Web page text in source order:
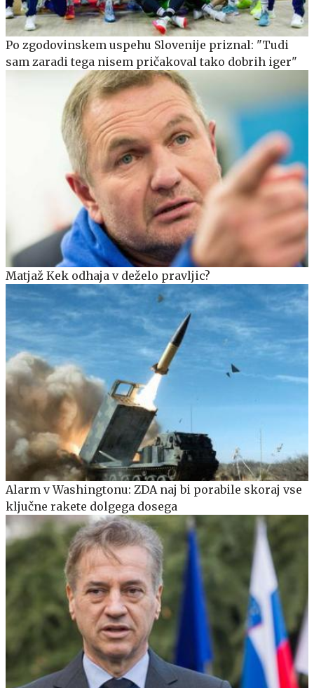
Po zgodovinskem uspehu Slovenije priznal: "Tudi
sam zaradi tega nisem pričakoval tako dobrih iger"
Matjaž Kek odhaja v deželo pravljic?
Alarm v Washingtonu: ZDA naj bi porabile skoraj vse
ključne rakete dolgega dosega